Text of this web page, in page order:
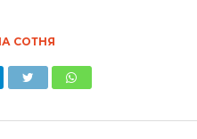
СОТНЯ